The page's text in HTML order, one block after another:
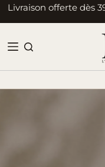
Passer
au
Livraison offerte dès